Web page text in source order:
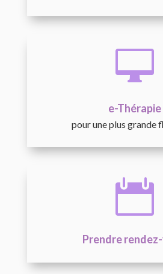

e-Thérapie
pour une plus grande

Prendre